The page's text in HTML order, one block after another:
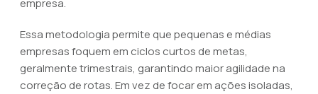
empresa.
Essa metodologia permite que pequenas e médias
empresas foquem em ciclos curtos de metas,
geralmente trimestrais, garantindo maior agilidade na
correção de rotas. Em vez de focar em ações isoladas,